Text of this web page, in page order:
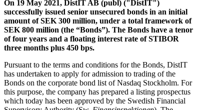
On 19 May 2021, DistIT AB (publ) ("DistIT")
successfully issued senior unsecured bonds in an initial
amount of SEK 300 million, under a total framework of
SEK 800 million (the “Bonds”). The Bonds have a tenor
of four years and a floating interest rate of STIBOR
three months plus 450 bps.
Pursuant to the terms and conditions for the Bonds, DistIT
has undertaken to apply for admission to trading of the
Bonds on the corporate bond list of Nasdaq Stockholm. For
this purpose, the company has prepared a listing prospectus
which today has been approved by the Swedish Financial